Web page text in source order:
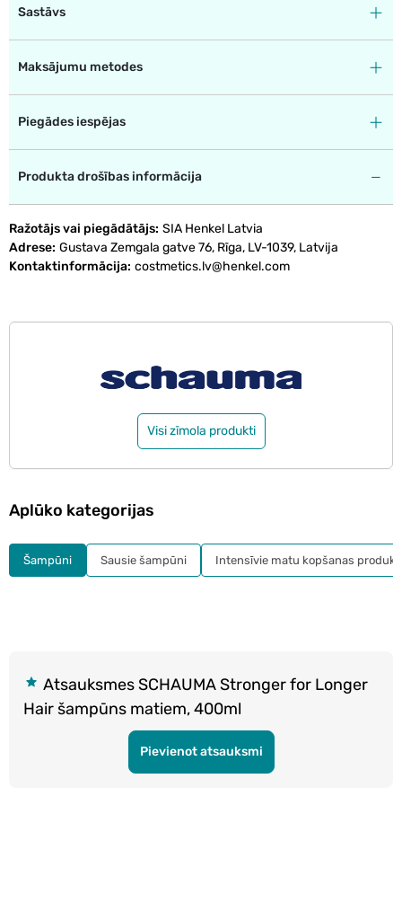
Sastāvs
Maksājumu metodes
Piegādes iespējas
Produkta drošības informācija
Ražotājs vai piegādātājs SIA Henkel Latvia
Adrese Gustava Zemgala gatve 76, Rīga, LV-1039, Latvija
Kontaktinformācija costmetics.lv@henkel.com
Visi zīmola produkti
Atsauksmes SCHAUMA Stronger for Longer
Hair šampūns matiem, 400ml
Pievienot atsauksmi
Aplūko kategorijas
Šampūni Sausie šampūni Intensīvie matu kopšanas produkti